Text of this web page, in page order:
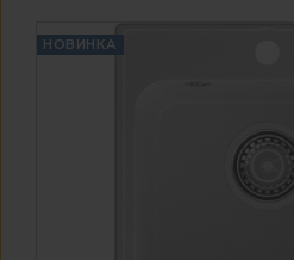
НОВИНКА